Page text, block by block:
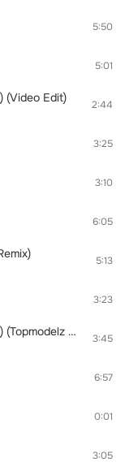
5:50
5:01
(Video Edit) 2:44
3:25
3:10
6:05
5:13
3:23
Writing on the Wall (St. Elmo's Fire) (Topmodelz Radio Edit) 3:45
6:57
0:01
3:05